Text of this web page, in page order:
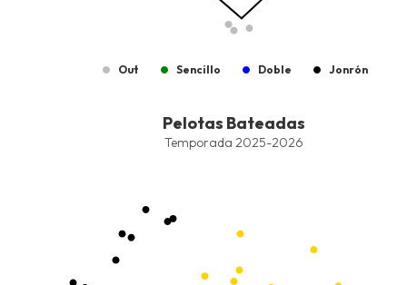
Out Sencillo Doble Jonrón
Combination chart with 7 data series.
The chart has 1 X axis displaying values. Data ranges from -
The chart has 1 Y axis displaying values. Data ranges from -
Pelotas Bateadas
Temporada 2025-2026